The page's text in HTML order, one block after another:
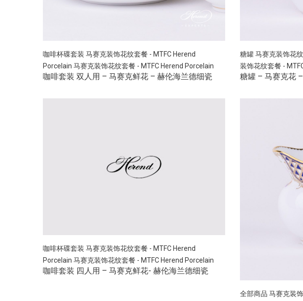
咖啡杯碟套装 马赛克装饰花纹套餐 - MTFC Herend
Porcelain 马赛克装饰花纹套餐 - MTFC Herend Porcelain
咖啡套装 双人用 – 马赛克鲜花 – 赫伦海兰德细瓷
糖罐马赛克装饰花
装饰花纹套餐 -
糖罐 – 马赛克花
咖啡杯碟套装 马赛克装饰花纹套餐 - MTFC Herend
Porcelain 马赛克装饰花纹套餐 - MTFC Herend Porcelain
咖啡套装 四人用 – 马赛克鲜花- 赫伦海兰德细瓷
全部商品 马赛克装